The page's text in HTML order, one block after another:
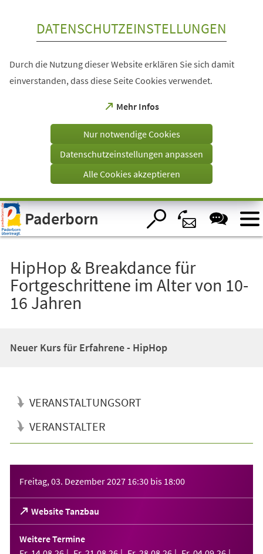
Visuelle
Assistenzsoftware
öffnen.
DATENSCHUTZEINSTELLUNGEN
Durch die Nutzung dieser Website erklären Sie sich damit
einverstanden, dass diese Seite Cookies verwendet.
Mehr Infos
(Öffnet
einem
Tab)
Nur notwendige Cookies
Datenschutzeinstellungen anpassen
Alle Cookies akzeptieren
Paderborn
HipHop & Breakdance für
Fortgeschrittene im Alter von 10-
16 Jahren
Neuer Kurs für Erfahrene - HipHop
VERANSTALTUNGSORT
VERANSTALTER
Freitag, 03. Dezember 2027 16:30 bis 18:00
Website Tanzbau
(Öffnet
in
einem
neuen
Weitere Termine